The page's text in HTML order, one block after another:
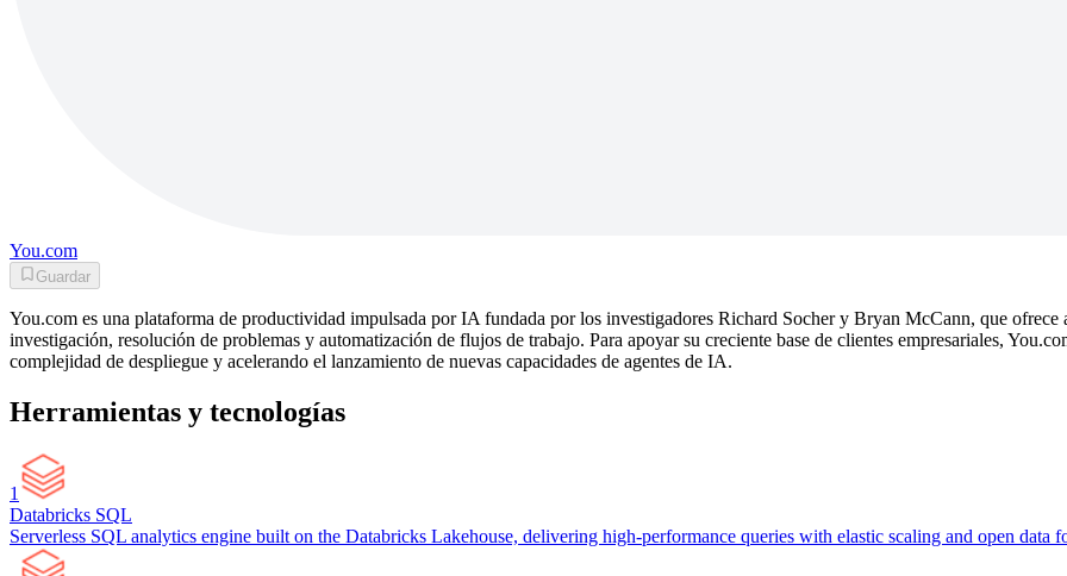
You.com
Guardar
You.com es una plataforma de productividad impulsada por IA fundada por los investigadores Richard Socher y Bryan McCann, que ofrece
investigación, resolución de problemas y automatización de flujos de trabajo. Para apoyar su creciente base de clientes empresariales,
complejidad de despliegue y acelerando el lanzamiento de nuevas capacidades de agentes de IA.
Herramientas y tecnologías
1
Databricks SQL
Serverless SQL analytics engine built on the Databricks Lakehouse, delivering high-performance queries with elastic scaling and open data